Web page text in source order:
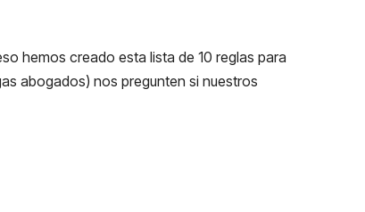
hemos creado esta lista de 10 reglas para
abogados) nos pregunten si nuestros